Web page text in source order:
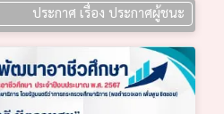
ประกาศ เรื่อง ประกาศผู้ชนะการเสนอร